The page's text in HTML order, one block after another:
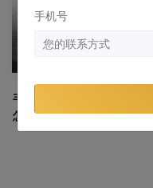
丰田威兰达施工YEECAR隔
怎么样？
手机号